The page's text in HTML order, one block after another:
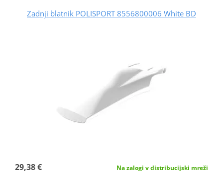
Zadnji blatnik POLISPORT 8556800006 White BD
29,38 € Na zalogi v distribucijski mreži